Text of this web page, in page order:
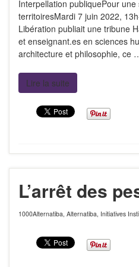
Interpellation publiquePour
territoiresMardi 7 juin 2022,
Libération publiait une tribune
et enseignant.es en sciences
architecture et philosophie, ce
Lire la suite
L’arrêt des
1000Alternatiba, Alternatiba, Initiatives